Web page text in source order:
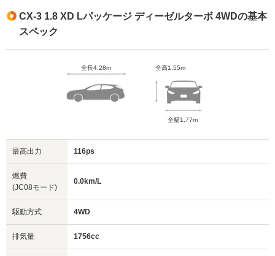
CX-3 1.8 XD Lパッケージ ディーゼルターボ 4WDの基本
スペック
全長4.28m 全高1.55m
全幅1.77m
最高出力 116ps
燃費
(JC08モード)
0.0km/L
駆動方式 4WD
排気量 1756cc